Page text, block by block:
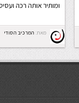
ומותיר אותה רכה
מאת: המרכיב הסודי